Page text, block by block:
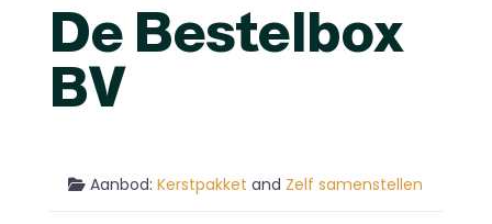
De Bestelbox
BV
Aanbod:Kerstpakket and Zelf samenstellen